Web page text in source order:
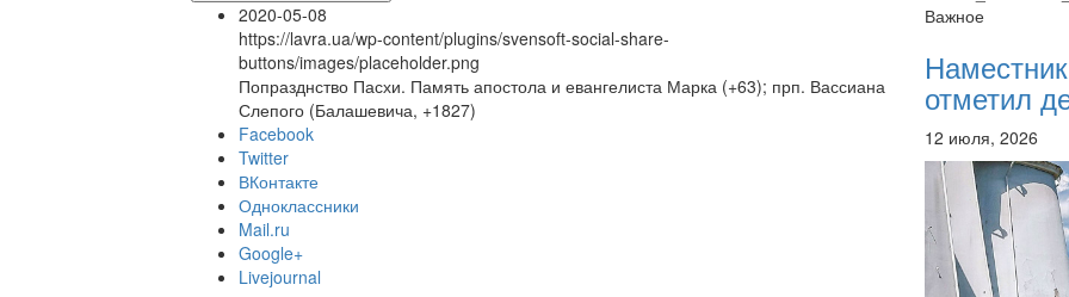
Перейти к архиву
2020-05-08
https://lavra.ua/wp-content/plugins/svensoft-social-share-
buttons/images/placeholder.png
Попразднство Пасхи. Память апостола и евангелиста Марка (+63); прп. Вассиана
Слепого (Балашевича, +1827)
Facebook
Twitter
ВКонтакте
Одноклассники
Mail.ru
Google+
Livejournal
Важное
отметил
12 июля, 2026